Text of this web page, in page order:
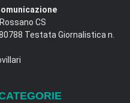
CS
Testata Giornalistica n.